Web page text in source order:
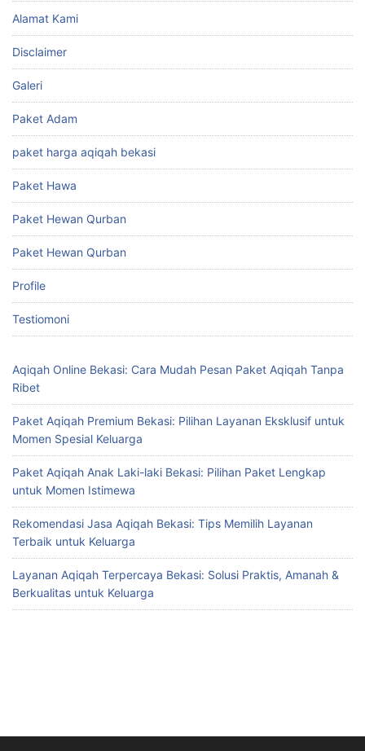
Alamat Kami
Disclaimer
Galeri
Paket Adam
paket harga aqiqah bekasi
Paket Hawa
Paket Hewan Qurban
Paket Hewan Qurban
Profile
Testiomoni
Aqiqah Online Bekasi: Cara Mudah Pesan Paket Aqiqah Tanpa
Ribet
Paket Aqiqah Premium Bekasi: Pilihan Layanan Eksklusif untuk
Momen Spesial Keluarga
Paket Aqiqah Anak Laki-laki Bekasi: Pilihan Paket Lengkap
untuk Momen Istimewa
Rekomendasi Jasa Aqiqah Bekasi: Tips Memilih Layanan
Terbaik untuk Keluarga
Layanan Aqiqah Terpercaya Bekasi: Solusi Praktis, Amanah &
Berkualitas untuk Keluarga